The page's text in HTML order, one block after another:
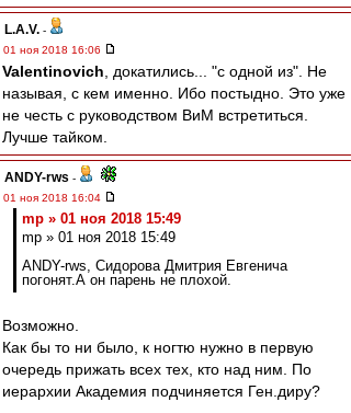
L.А.V. -
01 ноя 2018 16:06
Valentinovich , докатились... "с одной из". Не
называя, с кем именно. Ибо постыдно. Это уже
не честь с руководством ВиМ встретиться.
Лучше тайком.
ANDY-rws -
01 ноя 2018 16:04
mp » 01 ноя 2018 15:49
mp » 01 ноя 2018 15:49
ANDY-rws, Сидорова Дмитрия Евгенича
погонят.А он парень не плохой.
Возможно.
Как бы то ни было, к ногтю нужно в первую
очередь прижать всех тех, кто над ним. По
иерархии Академия подчиняется Ген.диру?